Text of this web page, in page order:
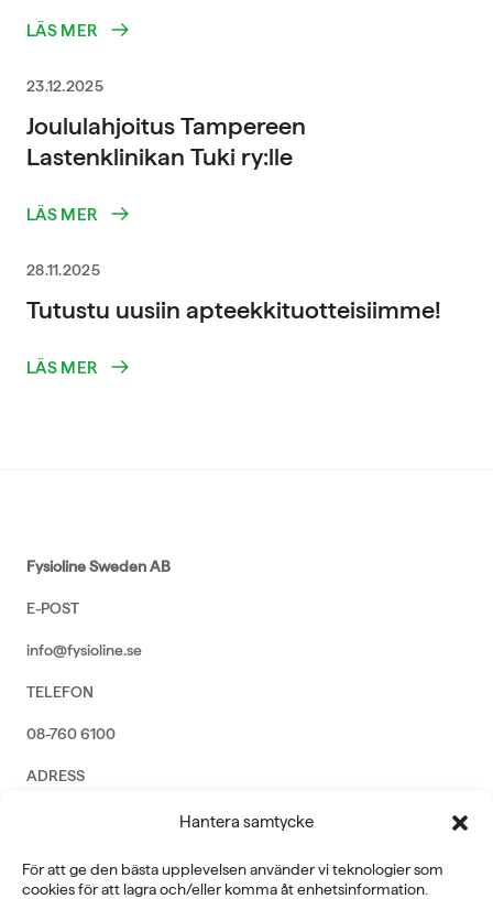
Hantera samtycke
För att ge den bästa upplevelsen använder vi teknologier som
cookies för att lagra och/eller komma åt enhetsinformation.
LÄS MER
23.12.2025
Joululahjoitus Tampereen
Lastenklinikan Tuki ry:lle
LÄS MER
28.11.2025
Tutustu uusiin apteekkituotteisiimme!
LÄS MER
Fysioline Sweden AB
E-POST
info@fysioline.se
TELEFON
08-760 6100
ADRESS
Rosendalsvägen 18b, SE-14143 Huddinge
VERKSAMHETSOMRÅDEN
REHABILITERING